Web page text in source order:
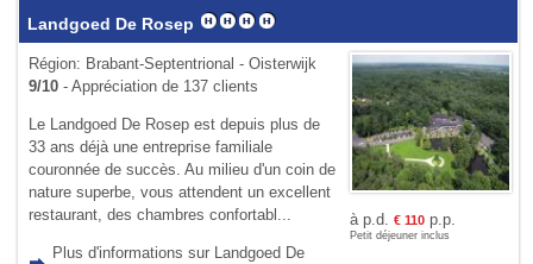
Landgoed De Rosep
Région: Brabant-Septentrional - Oisterwijk
9/10- Appréciation de 137 clients
Le Landgoed De Rosep est depuis plus de
33 ans déjà une entreprise familiale
couronnée de succès. Au milieu d'un coin de
nature superbe, vous attendent un excellent
restaurant, des chambres confortabl...
Plus d'informations sur Landgoed De
à p.d. € 110p.p.
Petit déjeuner inclus